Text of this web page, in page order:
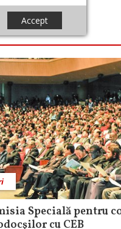
Accept
Specială pentru
cu CEB